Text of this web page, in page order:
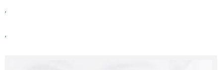
,
,